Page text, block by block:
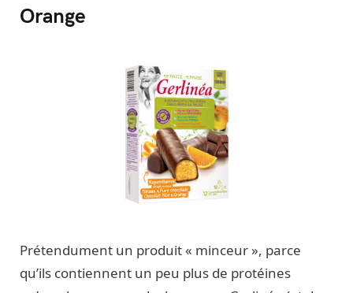
Orange
Prétendument un produit « minceur », parce
qu’ils contiennent un peu plus de protéines